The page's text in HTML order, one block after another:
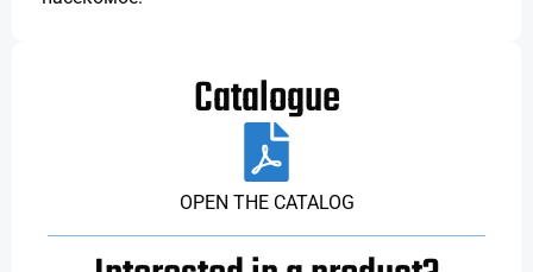
Catalogue
OPEN THE CATALOG